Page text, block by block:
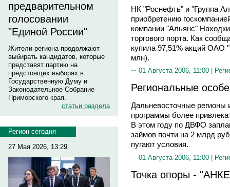
предварительном
голосовании
"Единой России"
Жители региона продолжают
выбирать кандидатов, которые
представят партию на
предстоящих выборах в
Государственную Думу и
Законодательное Собрание
Приморского края.
статьи раздела
Регион сегодня
27 Мая 2026, 13:29
НК "Роснефть" и "Группа
приобретению
компании "Альянс"
торгового порта. Как
купила 97,51% акций ОАО
млн).
01 Августа 2006, 11:00 |
Региональные
Дальневосточные регионы
программы более
В этом году по ДВФО
займов почти на 2 млрд
пугают условия.
01 Августа 2006, 11:00 |
Точка опоры -